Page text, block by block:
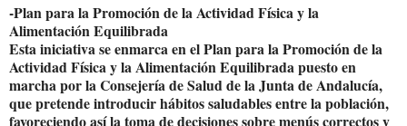
-Plan para la Promoción de la Actividad Física y la
Alimentación Equilibrada
Esta iniciativa se enmarca en el Plan para la Promoción de la
Actividad Física y la Alimentación Equilibrada puesto en
marcha por la Consejería de Salud de la Junta de Andalucía,
que pretende introducir hábitos saludables entre la población,
favoreciendo así la toma de decisiones sobre menús correctos y